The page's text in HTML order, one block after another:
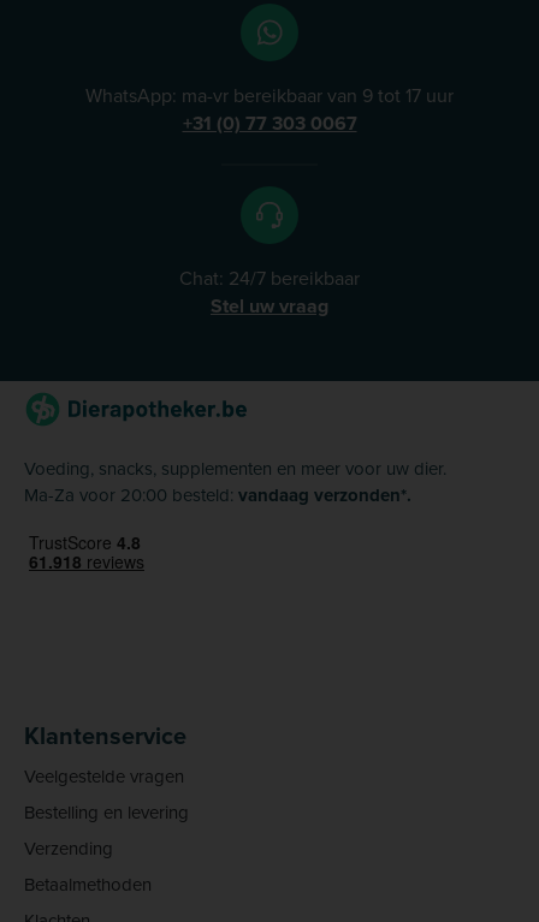
WhatsApp: ma-vr bereikbaar van 9 tot 17 uur
+31 (0) 77 303 0067
Chat: 24/7 bereikbaar
Stel uw vraag
Voeding, snacks, supplementen en meer voor uw dier.
Ma-Za voor 20:00 besteld: vandaag verzonden*.
Klantenservice
Veelgestelde vragen
Bestelling en levering
Verzending
Betaalmethoden